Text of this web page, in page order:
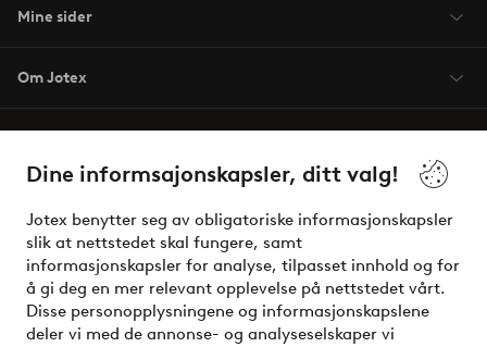
Dine informsajonskapsler, ditt valg!
Jotex benytter seg av obligatoriske informasjonskapsler
slik at nettstedet skal fungere, samt
informasjonskapsler for analyse, tilpasset innhold og for
å gi deg en mer relevant opplevelse på nettstedet vårt.
Disse personopplysningene og informasjonskapslene
deler vi med de annonse- og analyseselskaper vi
Mine sider
Om Jotex
Venner